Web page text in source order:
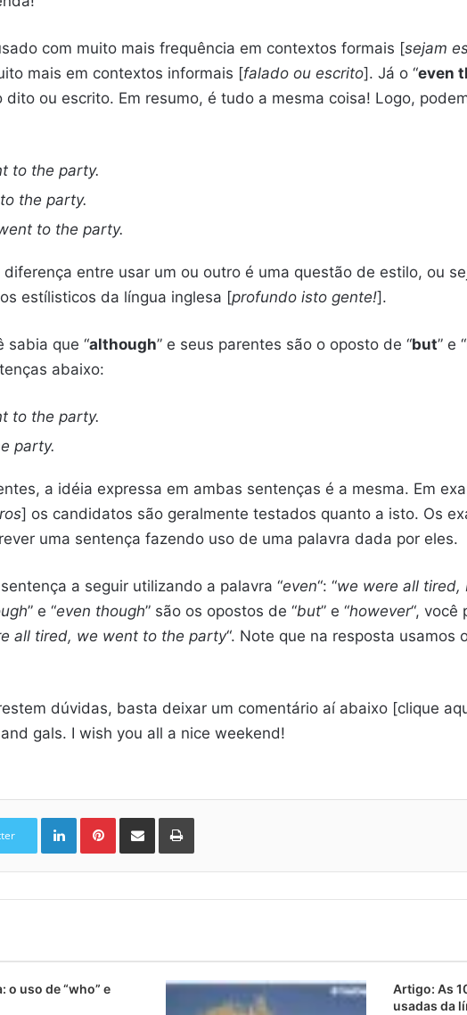
com muito mais frequência em contextos formais [sejam
mais em contextos informais [falado ou escrito]. Já o “even
ou escrito. Em resumo, é tudo a mesma coisa! Logo,
to the party.
the party.
to the party.
entre usar um ou outro é uma questão de estilo, ou
estílisticos da língua inglesa [profundo isto gente!].
sabia que “although” e seus parentes são o oposto de “but” e “
abaixo:
to the party.
party.
a idéia expressa em ambas sentenças é a mesma. Em
] os candidatos são geralmente testados quanto a isto. Os
uma sentença fazendo uso de uma palavra dada por eles.
a seguir utilizando a palavra “even“: “we were all
” e “even though” são os opostos de “but” e “however“, você
all tired, we went to the party“. Note que na resposta usamos
dúvidas, basta deixar um comentário aí abaixo [clique
gals. I wish you all a nice weekend!
LinkedinPinterest
Compartilhar via e-mail Imprimir
o uso de “who” e
Artigo: As
usadas da